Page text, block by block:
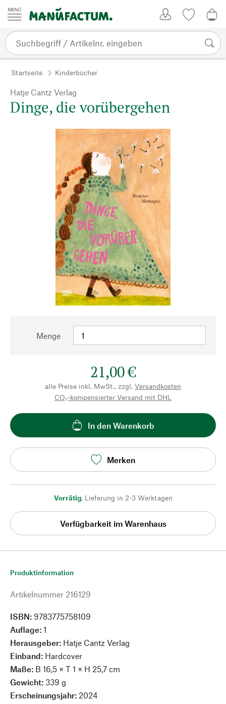
Zum Inhalt springen
Startseite Kinderbücher
Hatje Cantz Verlag
Dinge, die vorübergehen
Menge
21,00 €
alle Preise inkl. MwSt., zzgl. Versandkosten
CO₂-kompensierter Versand mit DHL
In den Warenkorb
Merken
Vorrätig, Lieferung in 2-3 Werktagen
Verfügbarkeit im Warenhaus
Produktinformation
Artikelnummer 216129
ISBN: 9783775758109
Auflage: 1
Herausgeber: Hatje Cantz Verlag
Einband: Hardcover
Maße: B 16,5 × T 1 × H 25,7 cm
Gewicht: 339 g
Erscheinungsjahr: 2024